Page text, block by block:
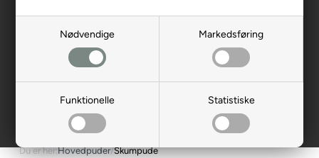
Nødvendige Markedsføring
Funktionelle Statistiske
Du er her:Hovedpuder/Skumpude